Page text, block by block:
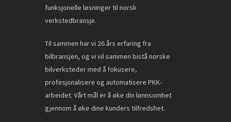
funksjonelle løsninger til norsk
verkstedbransje.
Til sammen har vi 26 års erfaring fra
bilbransjen, og vi vil sammen bistå norske
bilverksteder med å fokusere,
profesjonalisere og automatisere PKK-
arbeidet. Vårt mål er å øke din lønnsomhet
gjennom å øke dine kunders tilfredshet.